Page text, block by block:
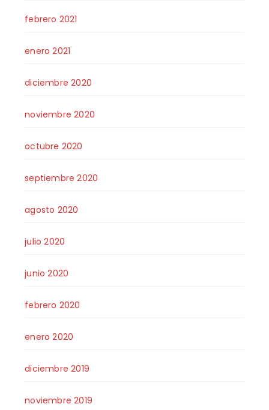
febrero 2021
enero 2021
diciembre 2020
noviembre 2020
octubre 2020
septiembre 2020
agosto 2020
julio 2020
junio 2020
febrero 2020
enero 2020
diciembre 2019
noviembre 2019